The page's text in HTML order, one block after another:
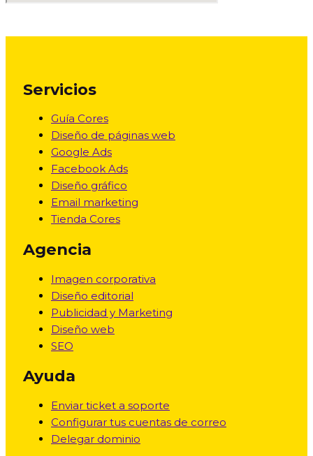
Servicios
Guía Cores
Diseño de páginas web
Google Ads
Facebook Ads
Diseño gráfico
Email marketing
Tienda Cores
Agencia
Imagen corporativa
Diseño editorial
Publicidad y Marketing
Diseño web
SEO
Ayuda
Enviar ticket a soporte
Configurar tus cuentas de correo
Delegar dominio